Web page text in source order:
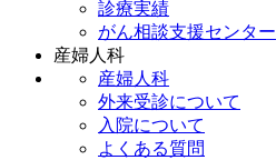
診療実績
がん相談支援センター
産婦人科
産婦人科
外来受診について
入院について
よくある質問